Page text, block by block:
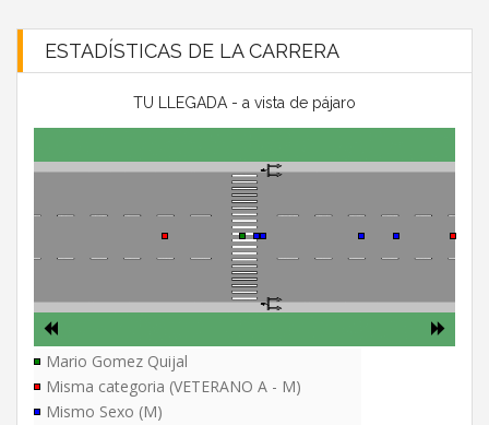
ESTADÍSTICAS DE LA CARRERA
TU LLEGADA - a vista de pájaro
Mario Gomez Quijal
Misma categoria (VETERANO A - M)
Mismo Sexo (M)